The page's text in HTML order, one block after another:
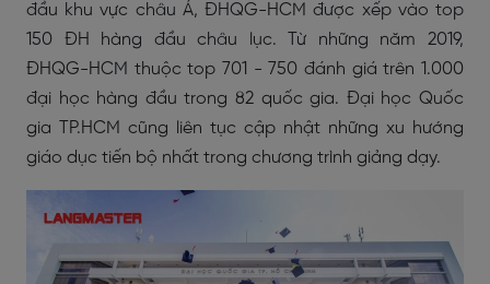
đầu khu vực châu Á, ĐHQG-HCM được xếp vào top
150 ĐH hàng đầu châu lục. Từ những năm 2019,
ĐHQG-HCM thuộc top 701 - 750 đánh giá trên 1.000
đại học hàng đầu trong 82 quốc gia. Đại học Quốc
gia TP.HCM cũng liên tục cập nhật những xu hướng
giáo dục tiến bộ nhất trong chương trình giảng dạy.